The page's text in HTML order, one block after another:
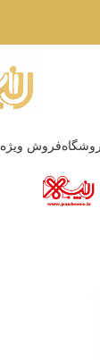
فروش ویژه